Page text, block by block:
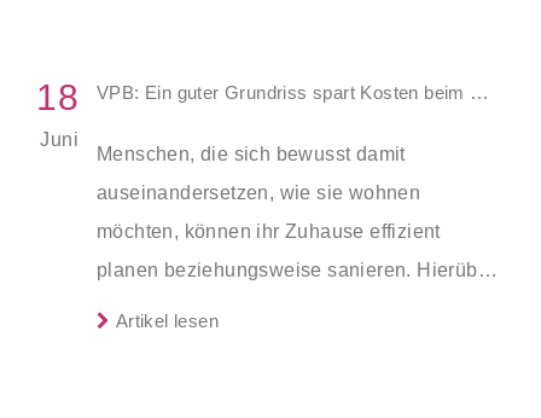
auch für Deutschland.
18
Juni
VPB: Ein guter Grundriss spart Kosten beim Hausbau und später im Alltag
Menschen, die sich bewusst damit
auseinandersetzen, wie sie wohnen
möchten, können ihr Zuhause effizient
planen beziehungsweise sanieren. Hierüber
informiert der Verband Privater Bauherren e.
Artikel lesen